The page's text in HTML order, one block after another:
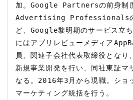
加。Google Partnersの前身制
Advertising Professionalsの
ど、Google黎明期のサービス立
にはアプリレビューメディア
員、関連子会社代表取締役となり
新規事業開発を行い、同社東証マ
なる。2016年3月から現職。ショ